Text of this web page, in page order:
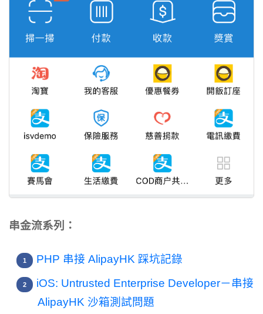
串金流系列：
PHP 串接 AlipayHK 踩坑記錄
iOS: Untrusted Enterprise Developer－串接
AlipayHK 沙箱測試問題